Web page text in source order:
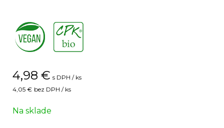
4,98 € s DPH / ks
4,05 € bez DPH / ks
Na sklade